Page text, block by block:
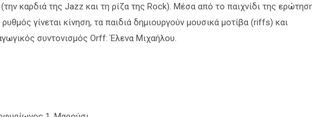
καρδιά της Jazz και τη ρίζα της Rock). Μέσα από το παιχνίδι της
γίνεται κίνηση, τα παιδιά δημιουργούν μουσικά μοτίβα (riffs) και
συντονισμός Orff: Έλενα Μιχαήλου.